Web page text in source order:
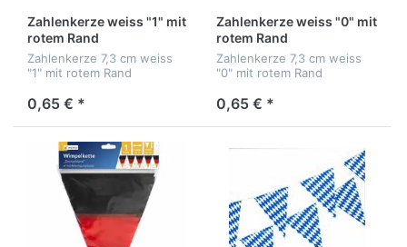
Zahlenkerze weiss "1" mit
rotem Rand
Zahlenkerze 7,3 cm weiss
"1" mit rotem Rand
0,65 € *
Zahlenkerze weiss "0" mit
rotem Rand
Zahlenkerze 7,3 cm weiss
"0" mit rotem Rand
0,65 € *